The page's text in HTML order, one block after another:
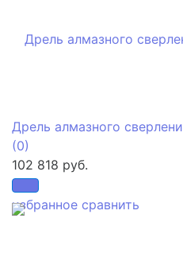
избранное сравнить
Дрель алмазного
(0)
102 818 руб.